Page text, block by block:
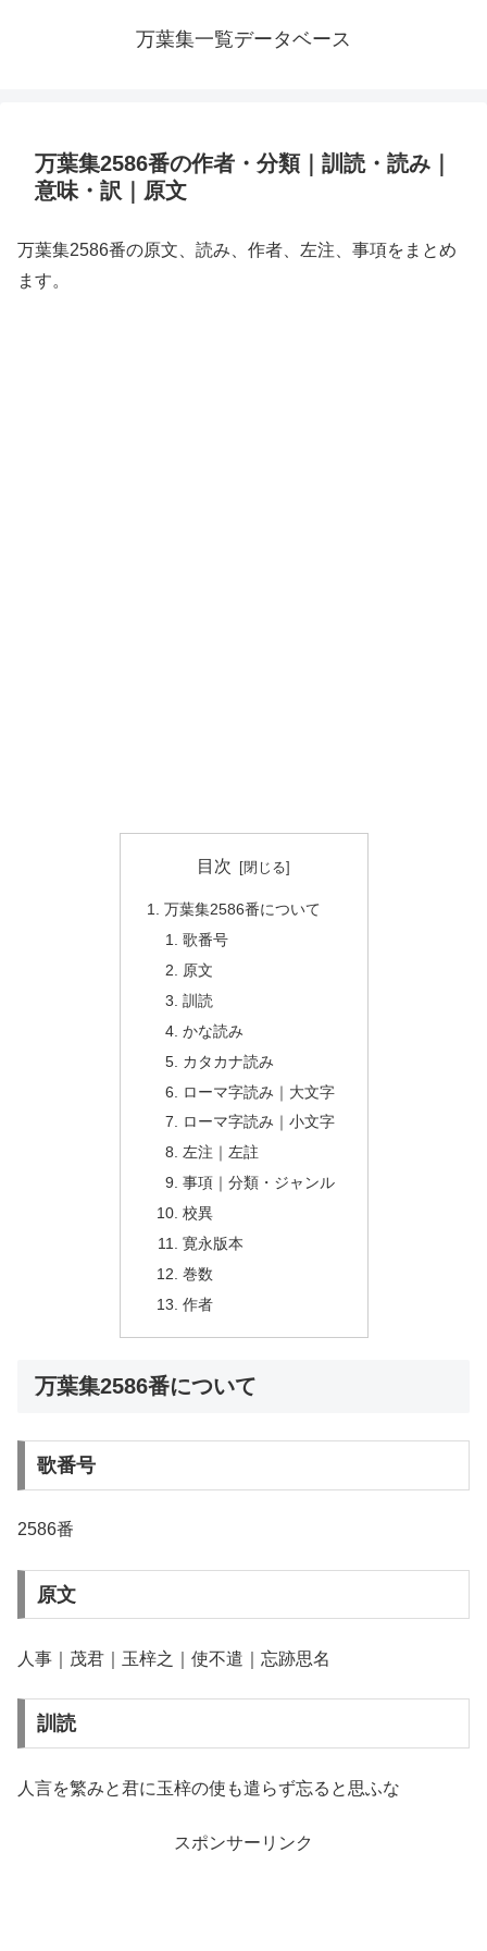
万葉集一覧データベース
万葉集2586番の作者・分類｜訓読・読み｜
意味・訳｜原文
万葉集2586番の原文、読み、作者、左注、事項をまとめ
ます。
目次
万葉集2586番について
歌番号
原文
訓読
かな読み
カタカナ読み
ローマ字読み｜大文字
ローマ字読み｜小文字
左注｜左註
事項｜分類・ジャンル
校異
寛永版本
巻数
作者
万葉集2586番について
歌番号
2586番
原文
人事｜茂君｜玉梓之｜使不遣｜忘跡思名
訓読
人言を繁みと君に玉梓の使も遣らず忘ると思ふな
スポンサーリンク